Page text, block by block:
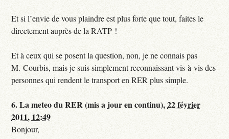
Et si l’envie de vous plaindre est plus forte que tout, faites le
directement auprès de la RATP !
Et à ceux qui se posent la question, non, je ne connais pas
M. Courbis, mais je suis simplement reconnaissant vis-à-vis des
personnes qui rendent le transport en RER plus simple.
6.La meteo du RER (mis a jour en continu),22 février
2011, 12:49
Bonjour,